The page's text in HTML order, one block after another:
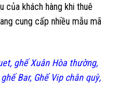
của khách hàng khi thuê
cung cấp nhiều mẫu mã
ghế Xuân Hòa thường,
Bar, Ghế Vip chân quỳ,